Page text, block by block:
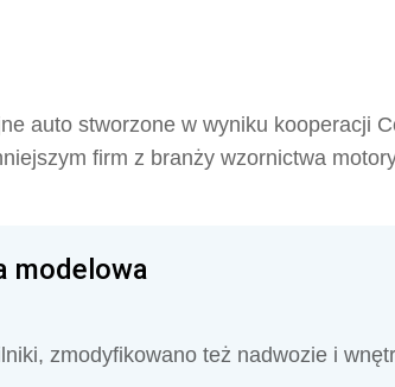
auto stworzone w wyniku kooperacji
firm z branży wzornictwa
modelowa
zmodyfikowano też nadwozie i